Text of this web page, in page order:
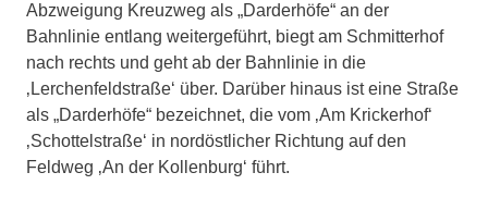
Abzweigung Kreuzweg als „Darderhöfe“ an der
Bahnlinie entlang weitergeführt, biegt am Schmitterhof
nach rechts und geht ab der Bahnlinie in die
‚Lerchenfeldstraße‘ über. Darüber hinaus ist eine Straße
als „Darderhöfe“ bezeichnet, die vom ‚Am Krickerhof‘
‚Schottelstraße‘ in nordöstlicher Richtung auf den
Feldweg ‚An der Kollenburg‘ führt.